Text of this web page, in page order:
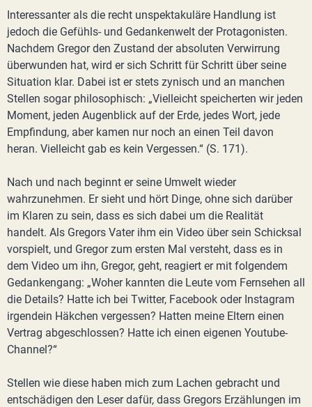
Interessanter als die recht unspektakuläre Handlung ist
jedoch die Gefühls- und Gedankenwelt der Protagonisten.
Nachdem Gregor den Zustand der absoluten Verwirrung
überwunden hat, wird er sich Schritt für Schritt über seine
Situation klar. Dabei ist er stets zynisch und an manchen
Stellen sogar philosophisch: „Vielleicht speicherten wir jeden
Moment, jeden Augenblick auf der Erde, jedes Wort, jede
Empfindung, aber kamen nur noch an einen Teil davon
heran. Vielleicht gab es kein Vergessen.“ (S. 171).
Nach und nach beginnt er seine Umwelt wieder
wahrzunehmen. Er sieht und hört Dinge, ohne sich darüber
im Klaren zu sein, dass es sich dabei um die Realität
handelt. Als Gregors Vater ihm ein Video über sein Schicksal
vorspielt, und Gregor zum ersten Mal versteht, dass es in
dem Video um ihn, Gregor, geht, reagiert er mit folgendem
Gedankengang: „Woher kannten die Leute vom Fernsehen all
die Details? Hatte ich bei Twitter, Facebook oder Instagram
irgendein Häkchen vergessen? Hatten meine Eltern einen
Vertrag abgeschlossen? Hatte ich einen eigenen Youtube-
Channel?“
Stellen wie diese haben mich zum Lachen gebracht und
entschädigen den Leser dafür, dass Gregors Erzählungen im